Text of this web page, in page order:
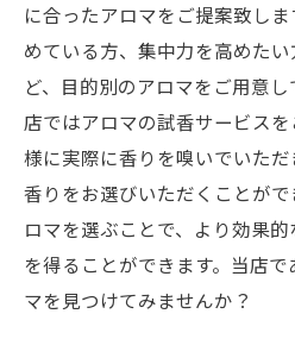
に合ったアロマをご提案致し
めている方、集中力を高めた
ど、目的別のアロマをご用意
店ではアロマの試香サービス
様に実際に香りを嗅いでいた
香りをお選びいただくことが
ロマを選ぶことで、より効果
を得ることができます。当店
マを見つけてみませんか？